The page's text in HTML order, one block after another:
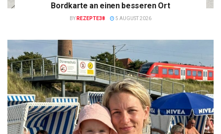
Bordkarte an einen besseren Ort
BY REZEPTE38 5 AUGUST 2026